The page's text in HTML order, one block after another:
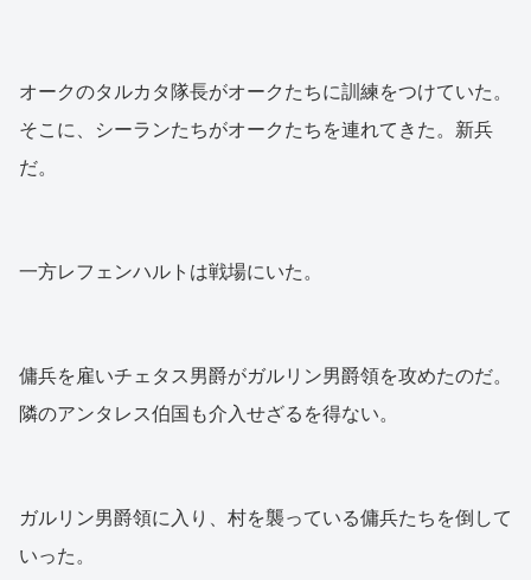
オークのタルカタ隊長がオークたちに訓練をつけていた。
そこに、シーランたちがオークたちを連れてきた。新兵
だ。
一方レフェンハルトは戦場にいた。
傭兵を雇いチェタス男爵がガルリン男爵領を攻めたのだ。
隣のアンタレス伯国も介入せざるを得ない。
ガルリン男爵領に入り、村を襲っている傭兵たちを倒して
いった。